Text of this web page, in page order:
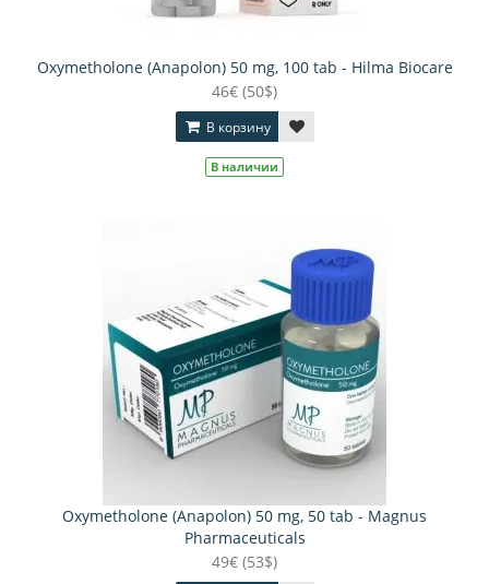
Oxymetholone (Anapolon) 50 mg, 100 tab - Hilma Biocare
46€ (50$)
В корзину
В наличии
Oxymetholone (Anapolon) 50 mg, 50 tab - Magnus
Pharmaceuticals
49€ (53$)